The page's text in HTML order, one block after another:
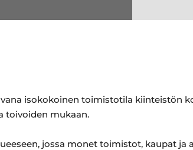
isokokoinen toimistotila kiinteistön
toivoiden mukaan.
jossa monet toimistot, kaupat ja